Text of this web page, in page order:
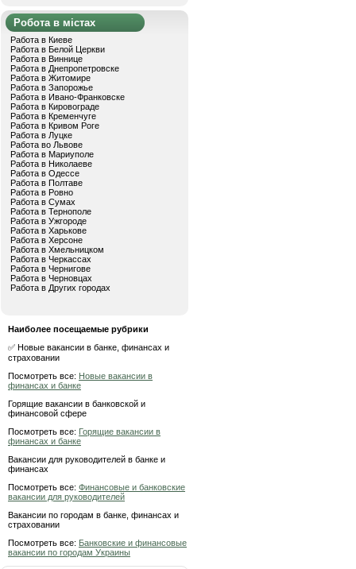
Робота в містах
Работа в Киеве
Работа в Белой Церкви
Работа в Виннице
Работа в Днепропетровске
Работа в Житомире
Работа в Запорожье
Работа в Ивано-Франковске
Работа в Кировограде
Работа в Кременчуге
Работа в Кривом Роге
Работа в Луцке
Работа во Львове
Работа в Мариуполе
Работа в Николаеве
Работа в Одессе
Работа в Полтаве
Работа в Ровно
Работа в Сумах
Работа в Тернополе
Работа в Ужгороде
Работа в Харькове
Работа в Херсоне
Работа в Хмельницком
Работа в Черкассах
Работа в Чернигове
Работа в Черновцах
Работа в Других городах
Наиболее посещаемые рубрики
✅ Новые вакансии в банке, финансах и
страховании
Посмотреть все: Новые вакансии в
финансах и банке
Горящие вакансии в банковской и
финансовой сфере
Посмотреть все: Горящие вакансии в
финансах и банке
Вакансии для руководителей в банке и
финансах
Посмотреть все: Финансовые и банковские
вакансии для руководителей
Вакансии по городам в банке, финансах и
страховании
Посмотреть все: Банковские и финансовые
вакансии по городам Украины